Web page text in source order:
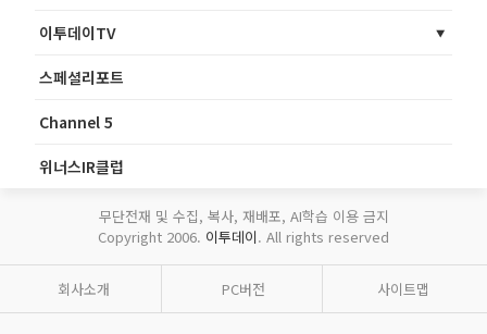
이투데이TV
스페셜리포트
Channel 5
위너스IR클럽
무단전재 및 수집, 복사, 재배포, AI학습 이용 금지
Copyright 2006. 이투데이. All rights reserved
회사소개 PC버전 사이트맵